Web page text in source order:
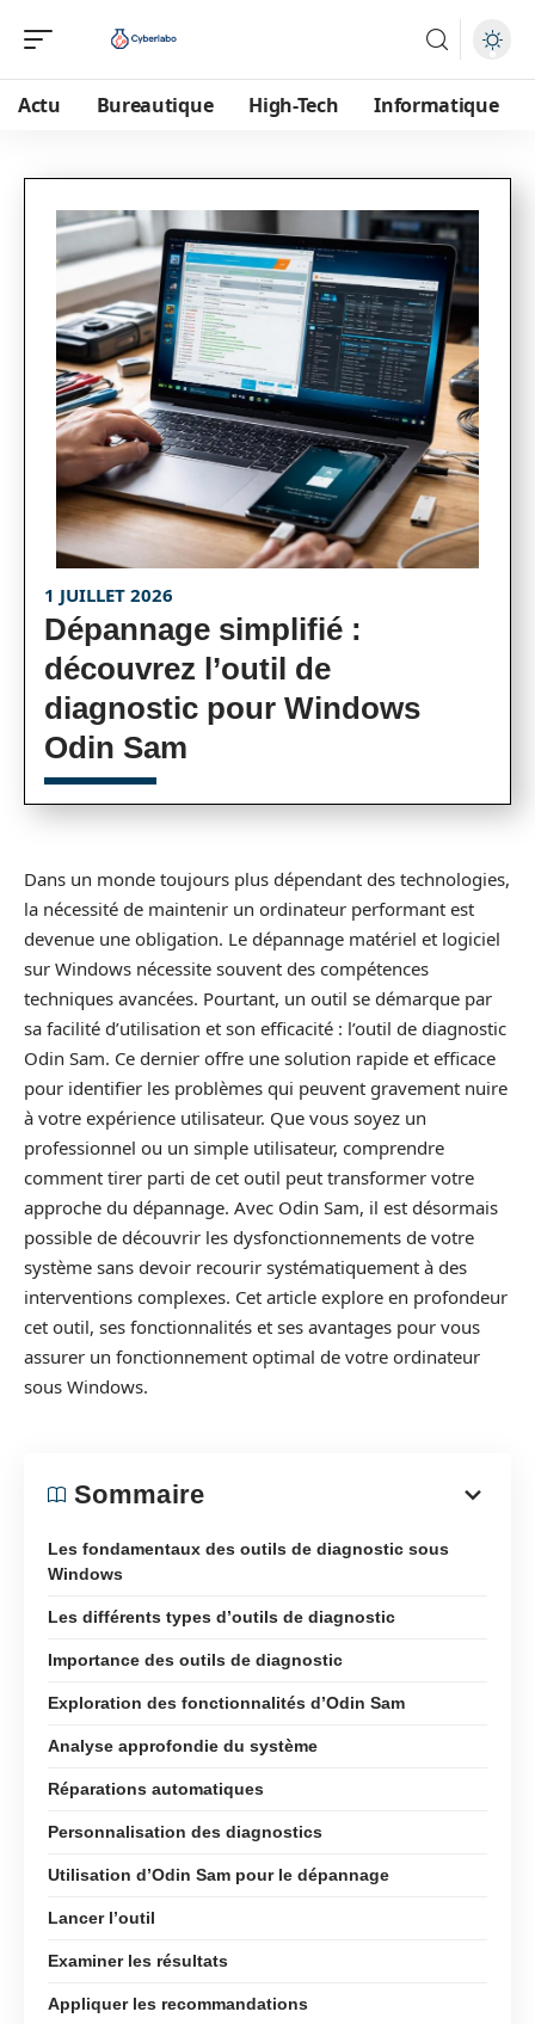
Actu Bureautique High-Tech Informatique
1 JUILLET 2026
Dépannage simplifié :
découvrez l’outil de
diagnostic pour Windows
Odin Sam
Dans un monde toujours plus dépendant des technologies,
la nécessité de maintenir un ordinateur performant est
devenue une obligation. Le dépannage matériel et logiciel
sur Windows nécessite souvent des compétences
techniques avancées. Pourtant, un outil se démarque par
sa facilité d’utilisation et son efficacité : l’outil de diagnostic
Odin Sam. Ce dernier offre une solution rapide et efficace
pour identifier les problèmes qui peuvent gravement nuire
à votre expérience utilisateur. Que vous soyez un
professionnel ou un simple utilisateur, comprendre
comment tirer parti de cet outil peut transformer votre
approche du dépannage. Avec Odin Sam, il est désormais
possible de découvrir les dysfonctionnements de votre
système sans devoir recourir systématiquement à des
interventions complexes. Cet article explore en profondeur
cet outil, ses fonctionnalités et ses avantages pour vous
assurer un fonctionnement optimal de votre ordinateur
sous Windows.
Sommaire
Les fondamentaux des outils de diagnostic sous
Windows
Les différents types d’outils de diagnostic
Importance des outils de diagnostic
Exploration des fonctionnalités d’Odin Sam
Analyse approfondie du système
Réparations automatiques
Personnalisation des diagnostics
Utilisation d’Odin Sam pour le dépannage
Lancer l’outil
Examiner les résultats
Appliquer les recommandations